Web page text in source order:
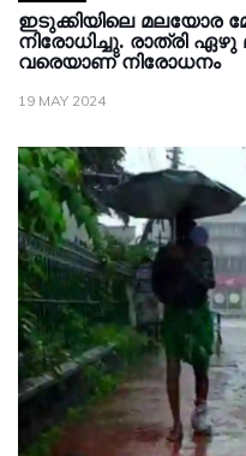
ഇടുക്കിയിലെ മലയോര
നിരോധിച്ചു. രാത്രി
വരെയാണ് നിരോധനം
19 MAY 2024